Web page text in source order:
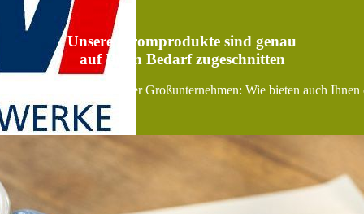
Unsere Stromprodukte sind genau
auf Ihren Bedarf zugeschnitten
ob Single oder Großunternehmen: Wie bieten auch Ihnen